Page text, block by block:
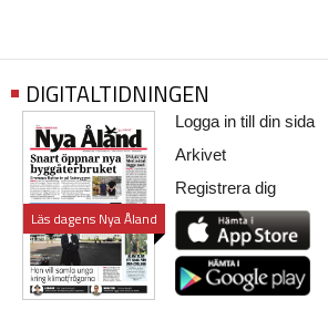
DIGITALTIDNINGEN
Läs dagens Nya Åland
Logga in till din sida
Arkivet
Registrera dig